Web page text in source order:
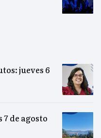
jueves 6
de agosto